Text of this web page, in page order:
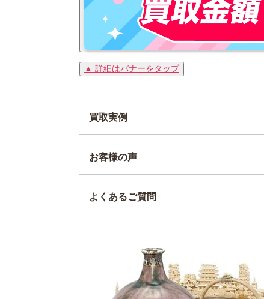
▲ 詳細はバナーをタップ
買取実例
お客様の声
よくあるご質問